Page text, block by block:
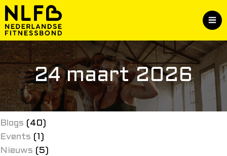
24 maart 2026
Blogs (40)
Events (1)
Nieuws (5)